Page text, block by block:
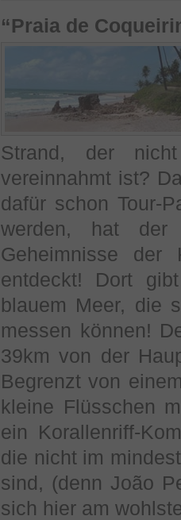
“Praia de
Strand, der
vereinnahmt ist?
dafür schon Tour-
werden, hat der
Geheimnisse der
entdeckt! Dort
blauem Meer, die
messen können!
39km von der
Begrenzt von
kleine Flüsschen
ein Korallenriff-
die nicht im
sind, (denn João
sich hier am